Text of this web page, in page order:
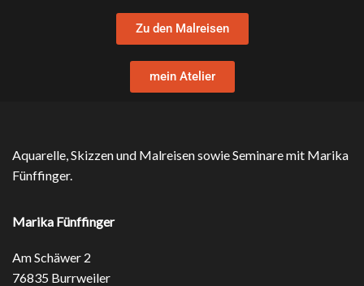
Zu den Malreisen
mein Atelier
Aquarelle, Skizzen und Malreisen sowie Seminare mit Marika
Fünffinger.
Marika Fünffinger
Am Schäwer 2
76835 Burrweiler